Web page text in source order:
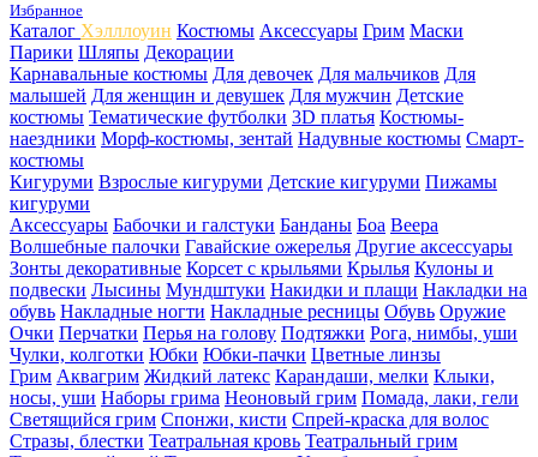
Избранное
Каталог Хэлллоуин Костюмы Аксессуары Грим Маски
Парики Шляпы Декорации
Карнавальные костюмы Для девочек Для мальчиков Для
малышей Для женщин и девушек Для мужчин Детские
костюмы Тематические футболки 3D платья Костюмы-
наездники Морф-костюмы, зентай Надувные костюмы Смарт-
костюмы
Кигуруми Взрослые кигуруми Детские кигуруми Пижамы
кигуруми
Аксессуары Бабочки и галстуки Банданы Боа Веера
Волшебные палочки Гавайские ожерелья Другие аксессуары
Зонты декоративные Корсет с крыльями Крылья Кулоны и
подвески Лысины Мундштуки Накидки и плащи Накладки на
обувь Накладные ногти Накладные ресницы Обувь Оружие
Очки Перчатки Перья на голову Подтяжки Рога, нимбы, уши
Чулки, колготки Юбки Юбки-пачки Цветные линзы
Грим Аквагрим Жидкий латекс Карандаши, мелки Клыки,
носы, уши Наборы грима Неоновый грим Помада, лаки, гели
Светящийся грим Спонжи, кисти Спрей-краска для волос
Стразы, блестки Театральная кровь Театральный грим